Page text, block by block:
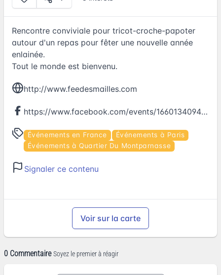
Rencontre conviviale pour tricot-croche-papoter
autour d'un repas pour fêter une nouvelle année
enlainée.
Tout le monde est bienvenu.
http://www.feedesmailles.com
https://www.facebook.com/events/1660134094286847
Événements en France
Événements à Paris
Événements à Quartier Du Montparnasse
Signaler ce contenu
Voir sur la carte
0 Commentaire Soyez le premier à réagir